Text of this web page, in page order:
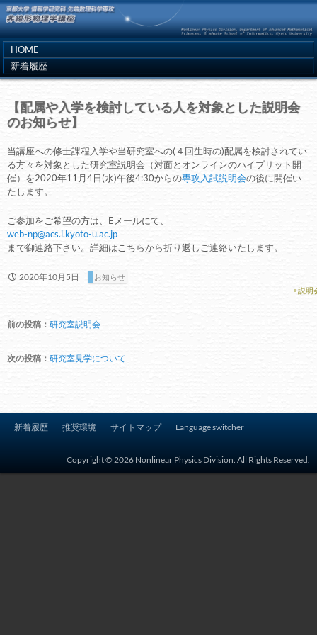
HOME
新着履歴
【配属や入学を検討している人を対象とした説明会
のお知らせ】
当講座への修士課程入学や当研究室への(４回生時の)配属を検討されてい
る方々を対象とした研究室説明会（対面とオンラインのハイブリット開
催）を2020年11月4日(水)午後4:30からの専攻入試説明会の後に開催い
たします。
ご参加をご希望の方は、Eメールにて、
web-np@acs.i.kyoto-u.ac.jp
まで御連絡下さい。詳細はこちらから折り返しご連絡いたします。
2020年10月5日
お知らせ
説明
ナ
ビ
ー
シ
ョ
前の投稿： 研究室説明会
次の投稿： 研究室見学について
新着履歴 推奨環境 サイトマップ Language switcher
Copyright © 2026 Nonlinear Physics Division. All Rights Reserved.